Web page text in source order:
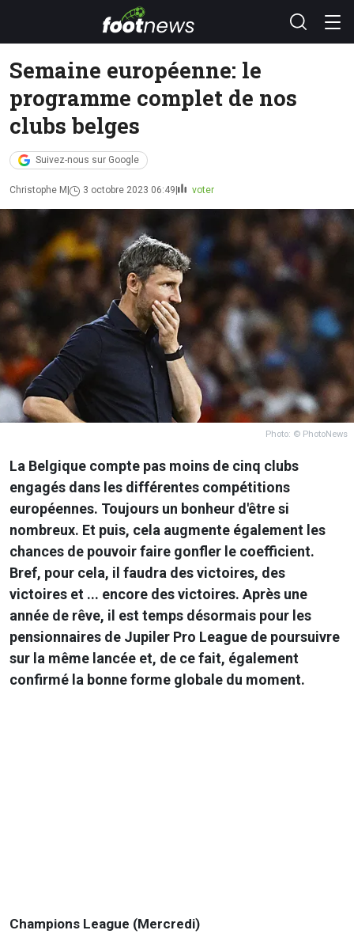
Semaine européenne: le
programme complet de nos
clubs belges
Suivez-nous sur Google
Christophe M 3 octobre 2023 06:49 voter
Photo: © PhotoNews
La Belgique compte pas moins de cinq clubs
engagés dans les différentes compétitions
européennes. Toujours un bonheur d'être si
nombreux. Et puis, cela augmente également les
chances de pouvoir faire gonfler le coefficient.
Bref, pour cela, il faudra des victoires, des
victoires et ... encore des victoires. Après une
année de rêve, il est temps désormais pour les
pensionnaires de Jupiler Pro League de poursuivre
sur la même lancée et, de ce fait, également
confirmé la bonne forme globale du moment.
Champions League (Mercredi)